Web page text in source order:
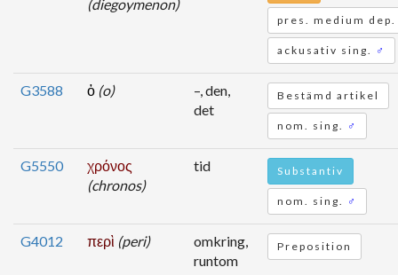
(diegoymenon)
pres. medium
ackusativ sing. ♂
G3588 ὁ (o)
–, den,
det
Bestämd artikel
nom. sing. ♂
G5550
χρόνος
(chronos)
tid Substantiv
nom. sing. ♂
G4012 περὶ (peri)
omkring,
runtom
Preposition